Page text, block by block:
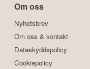
Om oss
Nyhetsbrev
Om oss & kontakt
Dataskyddspolicy
Cookiepolicy